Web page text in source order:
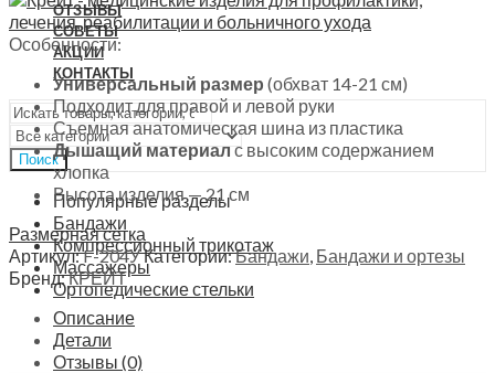
ОТЗЫВЫ
СОВЕТЫ
АКЦИИ
КОНТАКТЫ
Поиск
Популярные разделы
Бандажи
Компрессионный трикотаж
Массажеры
Ортопедические стельки
Особенности:
Универсальный размер (обхват 14-21 см)
Подходит для правой и левой руки
Съемная анатомическая шина из пластика
Дышащий материал с высоким содержанием
хлопка
Высота изделия — 21 см
Размерная сетка
Артикул:F-204УКатегории:Бандажи, Бандажи и ортезы
Бренд:КРЕЙТ
Описание
Детали
Отзывы (0)